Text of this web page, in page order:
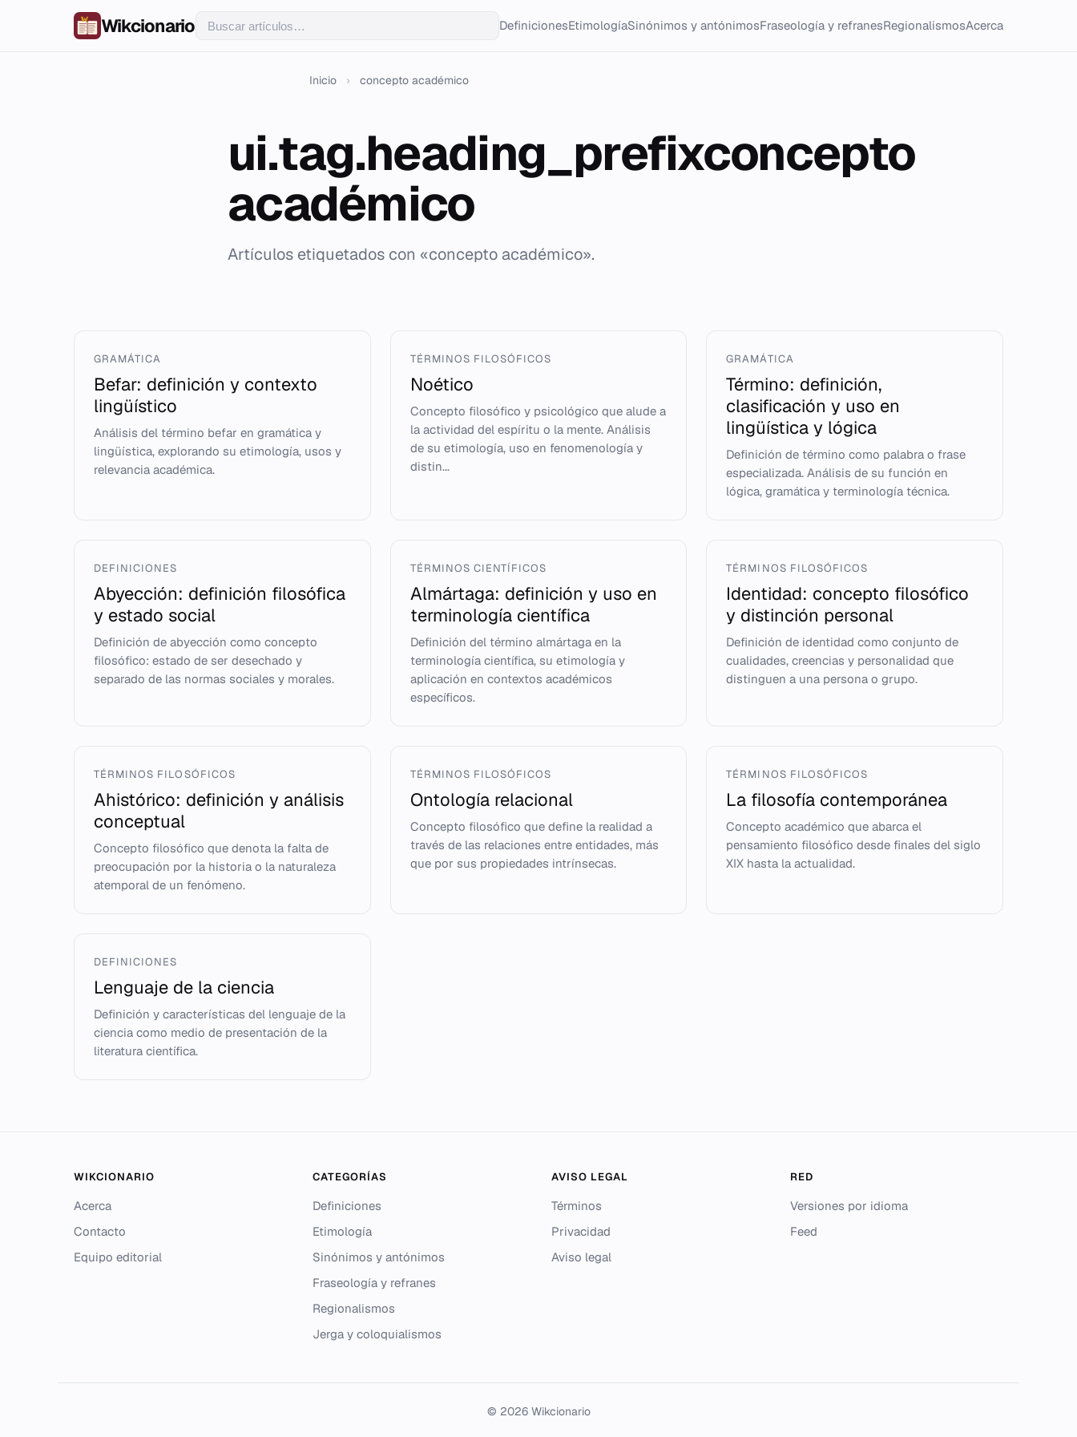
Wikcionario DefinicionesEtimologíaSinónimos y antónimosFraseología y refranesRegionalismosAcerca
Inicio › concepto académico
ui.tag.heading_prefixconcepto
académico
Artículos etiquetados con «concepto académico».
GRAMÁTICA
Befar: definición y contexto
lingüístico
Análisis del término befar en gramática y
lingüística, explorando su etimología, usos y
relevancia académica.
TÉRMINOS FILOSÓFICOS
Noético
Concepto filosófico y psicológico que alude a
la actividad del espíritu o la mente. Análisis
de su etimología, uso en fenomenología y
distin...
GRAMÁTICA
Término: definición,
clasificación y uso en
lingüística y lógica
Definición de término como palabra o frase
especializada. Análisis de su función en
lógica, gramática y terminología técnica.
DEFINICIONES
Abyección: definición filosófica
y estado social
Definición de abyección como concepto
filosófico: estado de ser desechado y
separado de las normas sociales y morales.
TÉRMINOS CIENTÍFICOS
Almártaga: definición y uso en
terminología científica
Definición del término almártaga en la
terminología científica, su etimología y
aplicación en contextos académicos
específicos.
TÉRMINOS FILOSÓFICOS
Identidad: concepto filosófico
y distinción personal
Definición de identidad como conjunto de
cualidades, creencias y personalidad que
distinguen a una persona o grupo.
TÉRMINOS FILOSÓFICOS
Ahistórico: definición y análisis
conceptual
Concepto filosófico que denota la falta de
preocupación por la historia o la naturaleza
atemporal de un fenómeno.
TÉRMINOS FILOSÓFICOS
Ontología relacional
Concepto filosófico que define la realidad a
través de las relaciones entre entidades, más
que por sus propiedades intrínsecas.
TÉRMINOS FILOSÓFICOS
La filosofía contemporánea
Concepto académico que abarca el
pensamiento filosófico desde finales del siglo
XIX hasta la actualidad.
DEFINICIONES
Lenguaje de la ciencia
Definición y características del lenguaje de la
ciencia como medio de presentación de la
literatura científica.
WIKCIONARIO
Acerca
Contacto
Equipo editorial
CATEGORÍAS
Definiciones
Etimología
Sinónimos y antónimos
Fraseología y refranes
Regionalismos
Jerga y coloquialismos
AVISO LEGAL
Términos
Privacidad
Aviso legal
RED
Versiones por idioma
Feed
© 2026 Wikcionario